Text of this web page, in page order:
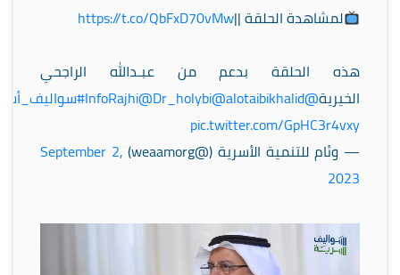
لمشاهدة الحلقة ||https://t.co/QbFxD70vMw
هذه الحلقة بدعم من عبـدالله الراجحي
الخيرية@InfoRajhi
@Dr_holybi@alotaibikhalid
pic.twitter.com/GpHC3r4vxy
— وئام للتنمية الأسرية (@weaamorg)
September 2,
2023